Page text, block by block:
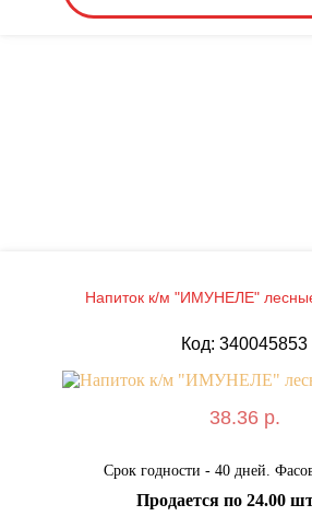
Напиток к/м "ИМУНЕЛЕ"
Код: 340045853
38.36 р.
Срок годности - 40 дней.
Продается по 24.00